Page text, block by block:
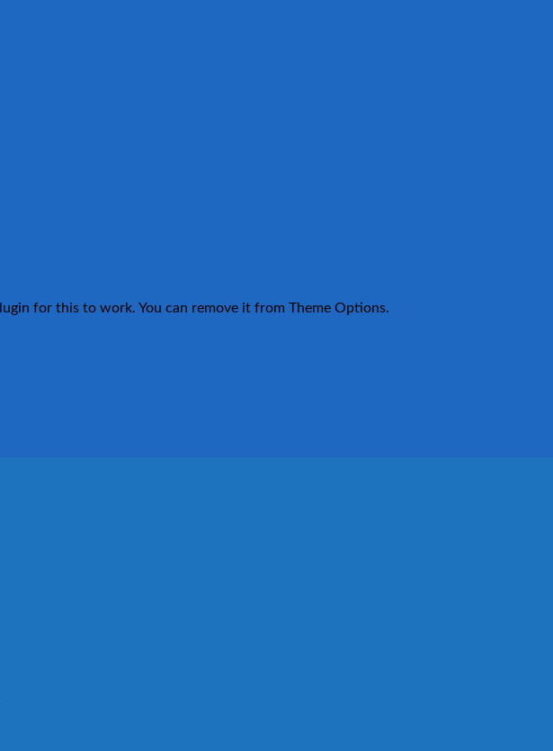
for this to work. You can remove it from Theme Options.